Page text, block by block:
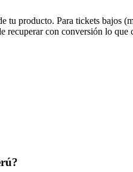
producto. Para tickets bajos
recuperar con conversión lo que